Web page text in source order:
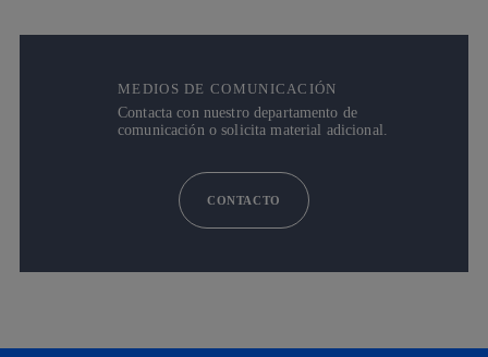
MEDIOS DE COMUNICACIÓN
Contacta con nuestro departamento de
comunicación o solicita material adicional.
CONTACTO